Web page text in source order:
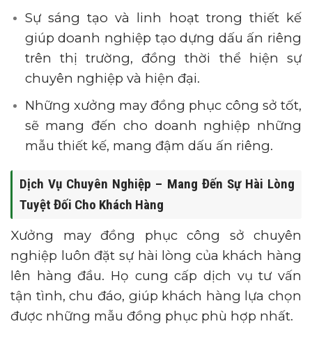
Sự sáng tạo và linh hoạt trong thiết kế
giúp doanh nghiệp tạo dựng dấu ấn riêng
trên thị trường, đồng thời thể hiện sự
chuyên nghiệp và hiện đại.
Những xưởng may đồng phục công sở tốt,
sẽ mang đến cho doanh nghiệp những
mẫu thiết kế, mang đậm dấu ấn riêng.
Dịch Vụ Chuyên Nghiệp – Mang Đến Sự Hài Lòng
Tuyệt Đối Cho Khách Hàng
Xưởng may đồng phục công sở chuyên
nghiệp luôn đặt sự hài lòng của khách hàng
lên hàng đầu. Họ cung cấp dịch vụ tư vấn
tận tình, chu đáo, giúp khách hàng lựa chọn
được những mẫu đồng phục phù hợp nhất.